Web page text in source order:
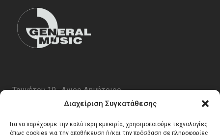
Διαχείριση Συγκατάθεσης
Για να παρέχουμε την καλύτερη εμπειρία, χρησιμοποιούμε τεχνολογίες
όπως cookies για την αποθήκευση ή/και την πρόσβαση σε πληροφορίες
Ταυγέτου 19 , Αγιος Δημήτριος
email:info@generalmusic.gr